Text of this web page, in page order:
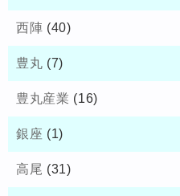
西陣 (40)
豊丸 (7)
豊丸産業 (16)
銀座 (1)
高尾 (31)